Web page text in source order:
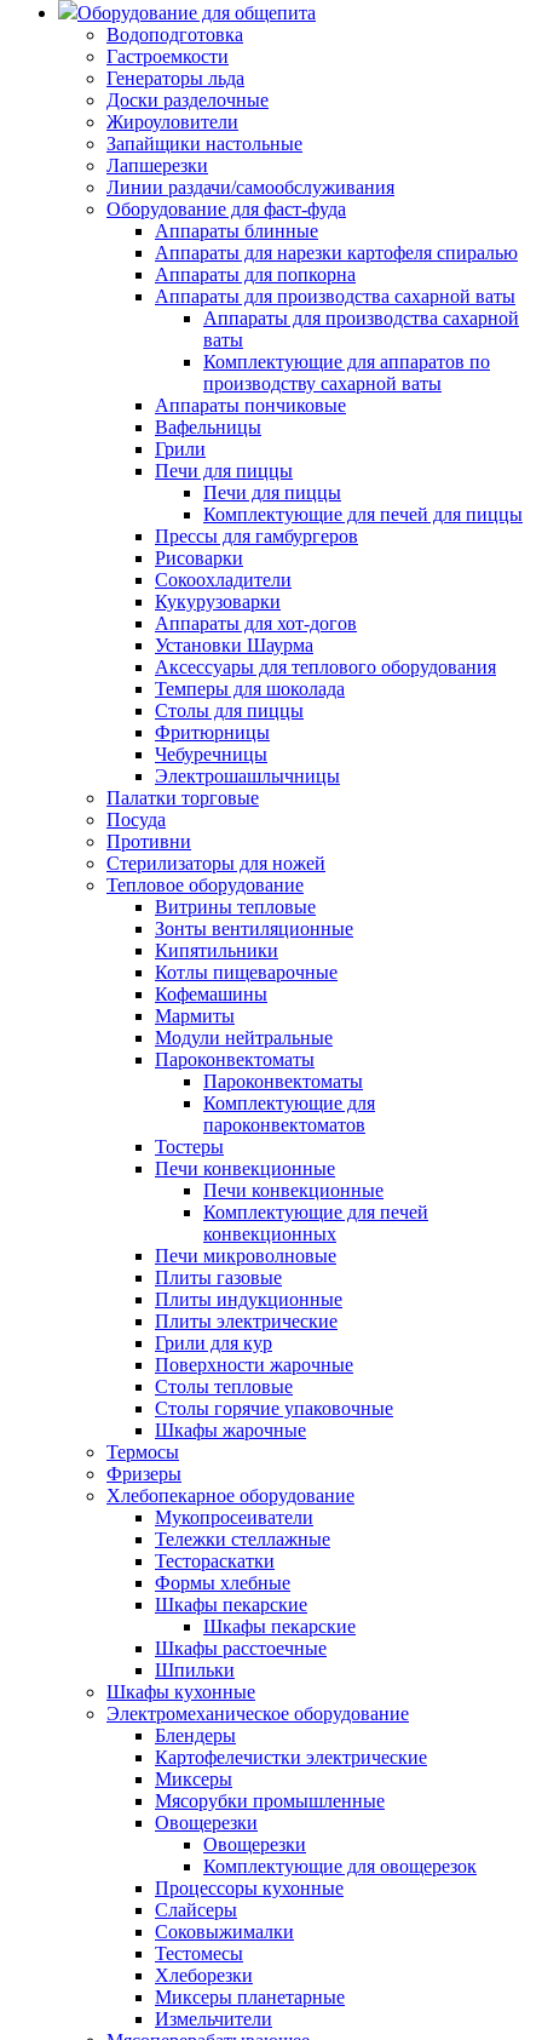
Оборудование для общепита
Водоподготовка
Гастроемкости
Генераторы льда
Доски разделочные
Жироуловители
Запайщики настольные
Лапшерезки
Линии раздачи/самообслуживания
Оборудование для фаст-фуда
Аппараты блинные
Аппараты для нарезки картофеля спиралью
Аппараты для попкорна
Аппараты для производства сахарной ваты
Аппараты для производства сахарной
ваты
Комплектующие для аппаратов по
производству сахарной ваты
Аппараты пончиковые
Вафельницы
Грили
Печи для пиццы
Печи для пиццы
Комплектующие для печей для пиццы
Прессы для гамбургеров
Рисоварки
Сокоохладители
Кукурузоварки
Аппараты для хот-догов
Установки Шаурма
Аксессуары для теплового оборудования
Темперы для шоколада
Столы для пиццы
Фритюрницы
Чебуречницы
Электрошашлычницы
Палатки торговые
Посуда
Противни
Стерилизаторы для ножей
Тепловое оборудование
Витрины тепловые
Зонты вентиляционные
Кипятильники
Котлы пищеварочные
Кофемашины
Мармиты
Модули нейтральные
Пароконвектоматы
Пароконвектоматы
Комплектующие для
пароконвектоматов
Тостеры
Печи конвекционные
Печи конвекционные
Комплектующие для печей
конвекционных
Печи микроволновые
Плиты газовые
Плиты индукционные
Плиты электрические
Грили для кур
Поверхности жарочные
Столы тепловые
Столы горячие упаковочные
Шкафы жарочные
Термосы
Фризеры
Хлебопекарное оборудование
Мукопросеиватели
Тележки стеллажные
Тестораскатки
Формы хлебные
Шкафы пекарские
Шкафы пекарские
Шкафы расстоечные
Шпильки
Шкафы кухонные
Электромеханическое оборудование
Блендеры
Картофелечистки электрические
Миксеры
Мясорубки промышленные
Овощерезки
Овощерезки
Комплектующие для овощерезок
Процессоры кухонные
Слайсеры
Соковыжималки
Тестомесы
Хлеборезки
Миксеры планетарные
Измельчители